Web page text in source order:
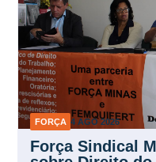
FORÇA 4 AGO 2026
Força Sindical
sobre Direito do